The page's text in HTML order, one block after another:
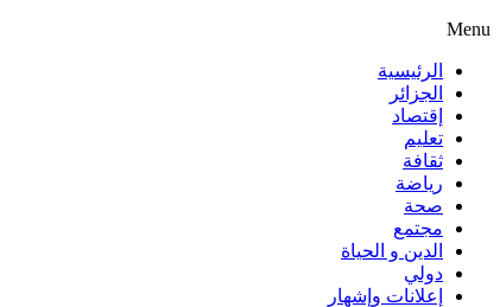
Menu
الرئيسية
الجزائر
إقتصاد
تعليم
ثقافة
رياضة
صحة
مجتمع
الدين و الحياة
دولي
إعلانات وإشهار